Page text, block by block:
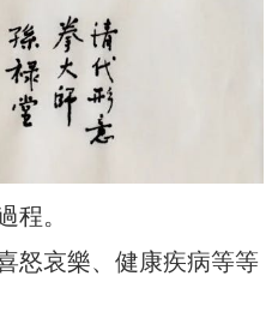
程。
怒哀樂、健康疾病等等